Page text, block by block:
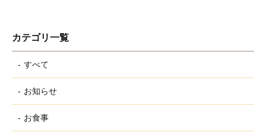
カテゴリ一覧
すべて
お知らせ
お食事